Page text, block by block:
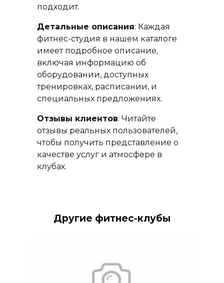
подходит.
Детальные описания: Каждая
фитнес-студия в нашем каталоге
имеет подробное описание,
включая информацию об
оборудовании, доступных
тренировках, расписании, и
специальных предложениях.
Отзывы клиентов: Читайте
отзывы реальных пользователей,
чтобы получить представление о
качестве услуг и атмосфере в
клубах.
Другие фитнес-клубы